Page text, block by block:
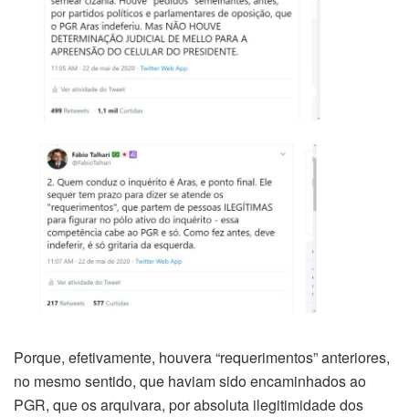
Porque, efetivamente, houvera “requerimentos” anteriores,
no mesmo sentido, que haviam sido encaminhados ao
PGR, que os arquivara, por absoluta ilegitimidade dos